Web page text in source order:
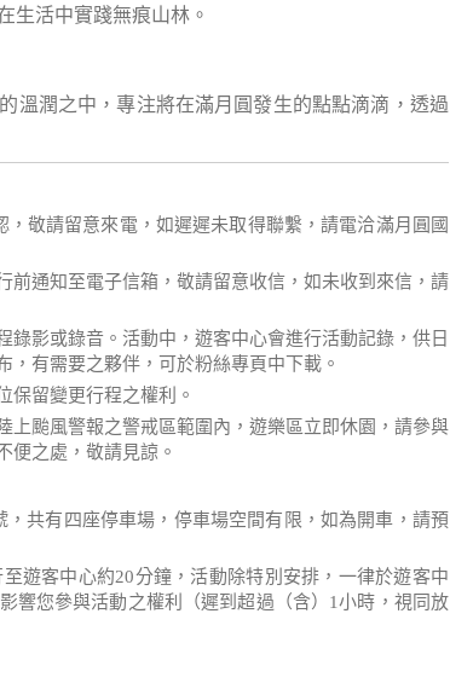
生活中實踐無痕山林。
溫潤之中，專注將在滿月圓發生的點點滴滴，透過
敬請留意來電，如遲遲未取得聯繫，請電洽滿月圓國
前通知至電子信箱，敬請留意收信，如未收到來信，請
影或錄音。活動中，遊客中心會進行活動記錄，供日
有需要之夥伴，可於粉絲專頁中下載。
保留變更行程之權利。
颱風警報之警戒區範圍內，遊樂區立即休園，請參與
便之處，敬請見諒。
共有四座停車場，停車場空間有限，如為開車，請預
遊客中心約20分鐘，活動除特別安排，一律於遊客中
響您參與活動之權利（遲到超過（含）1小時，視同放